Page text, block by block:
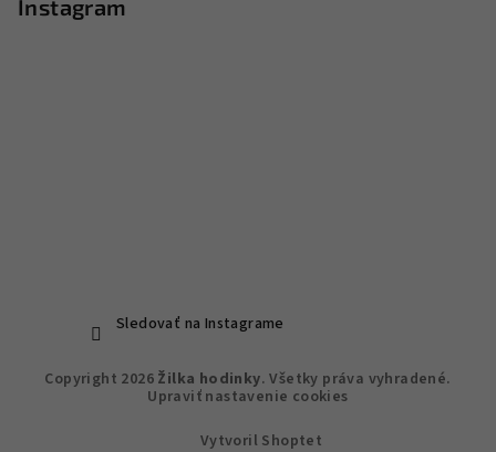
Instagram
Sledovať na Instagrame
Copyright 2026 Žilka hodinky. Všetky práva vyhradené.
Upraviť nastavenie cookies
Vytvoril Shoptet